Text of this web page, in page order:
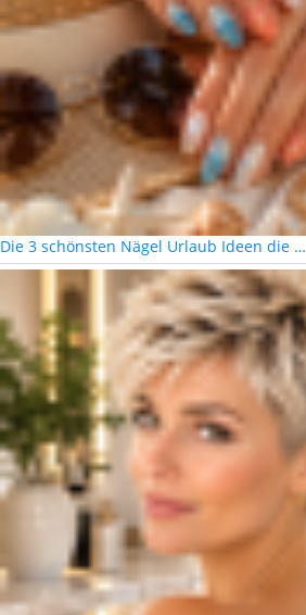
Die 3 schönsten Nägel Urlaub Ideen die …